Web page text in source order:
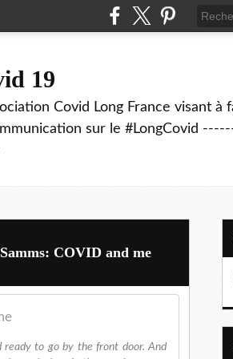
19
Covid Long France visant à
sur le #LongCovid
COVID and me
ready to go by the front door. And